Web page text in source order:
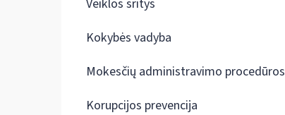
Veiklos sritys
Kokybės vadyba
Mokesčių administravimo procedūros
Korupcijos prevencija